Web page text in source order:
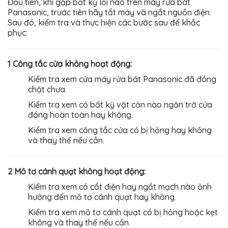
Panasonic, trước tiên hãy tắt máy và ngắt nguồn điện.
Sau đó, kiểm tra và thực hiện các bước sau để khắc
phục:
1 Công tắc cửa không hoạt động:
Kiểm tra xem cửa máy rửa bát Panasonic đã đóng
chặt chưa.
Kiểm tra xem có bất kỳ vật cản nào ngăn trở cửa
đóng hoàn toàn hay không.
Kiểm tra xem công tắc cửa có bị hỏng hay không
và thay thế nếu cần.
2 Mô tơ cánh quạt không hoạt động:
Kiểm tra xem có cắt điện hay ngắt mạch nào ảnh
hưởng đến mô tơ cánh quạt hay không.
Kiểm tra xem mô tơ cánh quạt có bị hỏng hoặc kẹt
không và thay thế nếu cần.